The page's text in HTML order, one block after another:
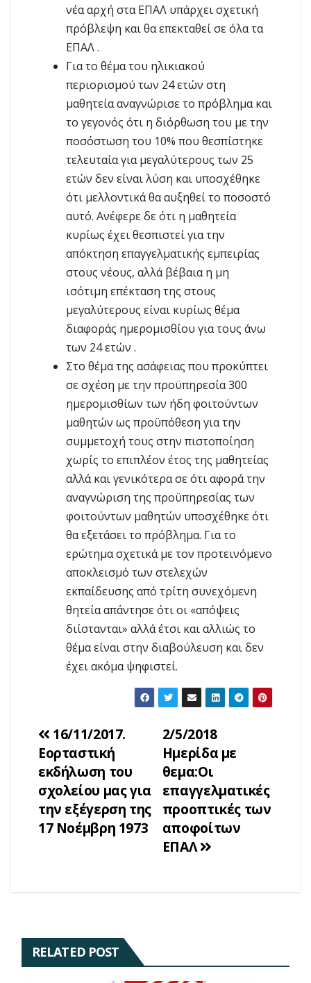
νέα αρχή στα ΕΠΑΛ υπάρχει σχετική
πρόβλεψη και θα επεκταθεί σε όλα τα
ΕΠΑΛ .
Για το θέμα του ηλικιακού
περιορισμού των 24 ετών στη
μαθητεία αναγνώρισε το πρόβλημα και
το γεγονός ότι η διόρθωση του με την
ποσόστωση του 10% που θεσπίστηκε
τελευταία για μεγαλύτερους των 25
ετών δεν είναι λύση και υποσχέθηκε
ότι μελλοντικά θα αυξηθεί το ποσοστό
αυτό. Ανέφερε δε ότι η μαθητεία
κυρίως έχει θεσπιστεί για την
απόκτηση επαγγελματικής εμπειρίας
στους νέους, αλλά βέβαια η μη
ισότιμη επέκταση της στους
μεγαλύτερους είναι κυρίως θέμα
διαφοράς ημερομισθίου για τους άνω
των 24 ετών .
Στο θέμα της ασάφειας που προκύπτει
σε σχέση με την προϋπηρεσία 300
ημερομισθίων των ήδη φοιτούντων
μαθητών ως προϋπόθεση για την
συμμετοχή τους στην πιστοποίηση
χωρίς το επιπλέον έτος της μαθητείας
αλλά και γενικότερα σε ότι αφορά την
αναγνώριση της προϋπηρεσίας των
φοιτούντων μαθητών υποσχέθηκε ότι
θα εξετάσει το πρόβλημα. Για το
ερώτημα σχετικά με τον προτεινόμενο
αποκλεισμό των στελεχών
εκπαίδευσης από τρίτη συνεχόμενη
θητεία απάντησε ότι οι «απόψεις
διίστανται» αλλά έτσι και αλλιώς το
θέμα είναι στην διαβούλευση και δεν
έχει ακόμα ψηφιστεί.
Πλοήγηση
άρθρων
2/5/2018
Ημερίδα με
θεμα:Οι
επαγγελματικές
προοπτικές των
αποφοίτων
ΕΠΑΛ
16/11/2017.
Εορταστική
εκδήλωση του
σχολείου μας για
την εξέγερση της
17 Νοέμβρη 1973
RELATED POST